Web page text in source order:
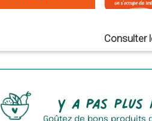
Consulter
Y a pas
Goûtez de bons produits